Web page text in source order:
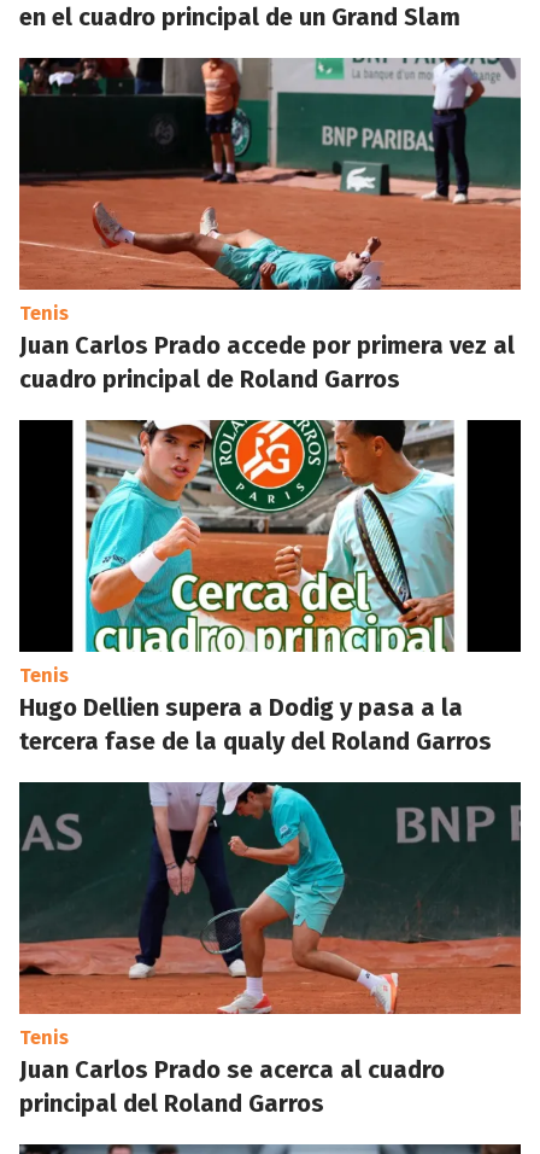
en el cuadro principal de un Grand Slam
Tenis
Juan Carlos Prado accede por primera vez al
cuadro principal de Roland Garros
Tenis
Hugo Dellien supera a Dodig y pasa a la
tercera fase de la qualy del Roland Garros
Tenis
Juan Carlos Prado se acerca al cuadro
principal del Roland Garros